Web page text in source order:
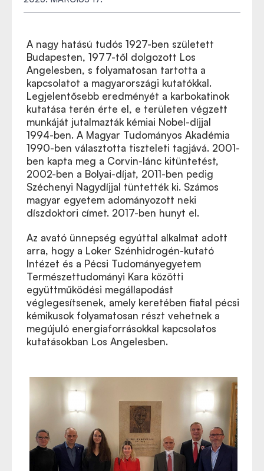
A nagy hatású tudós 1927-ben született
Budapesten, 1977-től dolgozott Los
Angelesben, s folyamatosan tartotta a
kapcsolatot a magyarországi kutatókkal.
Legjelentősebb eredményét a karbokatinok
kutatása terén érte el, e területen végzett
munkáját jutalmazták kémiai Nobel-díjjal
1994-ben. A Magyar Tudományos Akadémia
1990-ben választotta tiszteleti tagjává. 2001-
ben kapta meg a Corvin-lánc kitüntetést,
2002-ben a Bolyai-díjat, 2011-ben pedig
Széchenyi Nagydíjjal tüntették ki. Számos
magyar egyetem adományozott neki
díszdoktori címet. 2017-ben hunyt el.
Az avató ünnepség egyúttal alkalmat adott
arra, hogy a Loker Szénhidrogén-kutató
Intézet és a Pécsi Tudományegyetem
Természettudományi Kara közötti
együttműködési megállapodást
véglegesítsenek, amely keretében fiatal pécsi
kémikusok folyamatosan részt vehetnek a
megújuló energiaforrásokkal kapcsolatos
kutatásokban Los Angelesben.